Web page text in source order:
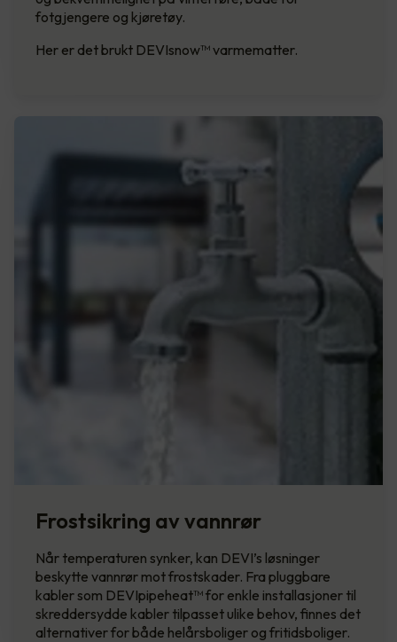
fotgjengere og kjøretøy.
Her er det brukt DEVIsnow™ varmematter.
Frostsikring av vannrør
Når temperaturen synker, kan DEVI’s løsninger
beskytte vannrør mot frostskader. Fra pluggbare
kabler som DEVIpipeheat™ for enkle installasjoner til
skreddersydde kabler tilpasset ulike behov, finnes det
alternativer for både helårsboliger og fritidsboliger.